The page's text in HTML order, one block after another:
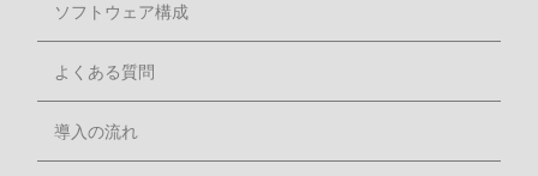
ソフトウェア構成
よくある質問
導入の流れ